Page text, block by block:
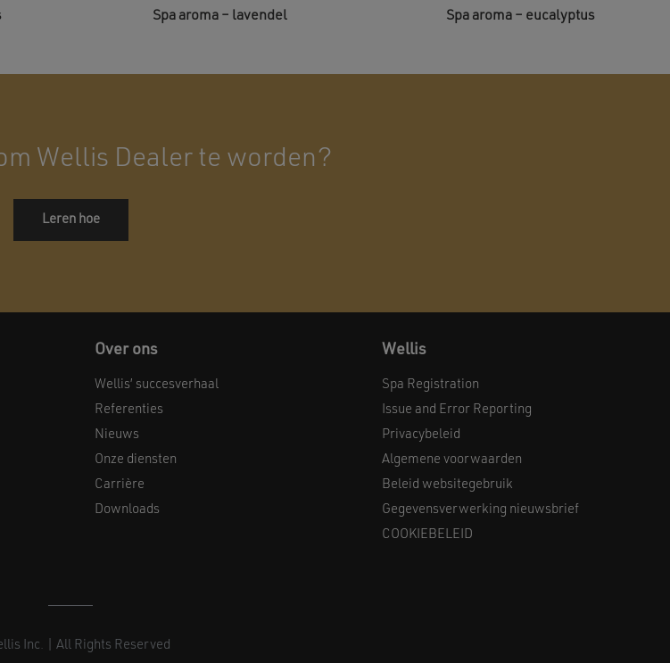
Spa aroma – lavendel Spa aroma – eucalyptus
Wellis Dealer te worden?
Leren hoe
Over ons
Wellis’ succesverhaal
Referenties
Nieuws
Onze diensten
Carrière
Downloads
Wellis
Spa Registration
Issue and Error Reporting
Privacybeleid
Algemene voorwaarden
Beleid websitegebruik
Gegevensverwerking nieuwsbrief
COOKIEBELEID
Inc. | All Rights Reserved